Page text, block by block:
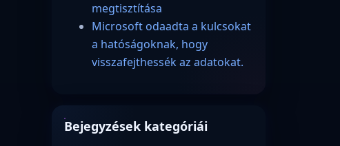
megtisztítása
Microsoft odaadta a kulcsokat
a hatóságoknak, hogy
visszafejthessék az adatokat.
Bejegyzések kategóriái